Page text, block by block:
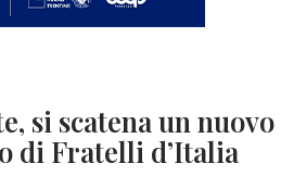
si scatena un nuovo
di Fratelli d’Italia